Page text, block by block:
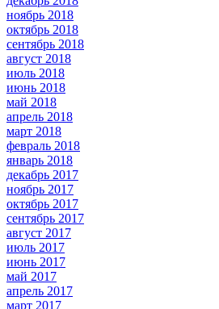
ноябрь 2018
октябрь 2018
сентябрь 2018
август 2018
июль 2018
июнь 2018
май 2018
апрель 2018
март 2018
февраль 2018
январь 2018
декабрь 2017
ноябрь 2017
октябрь 2017
сентябрь 2017
август 2017
июль 2017
июнь 2017
май 2017
апрель 2017
март 2017